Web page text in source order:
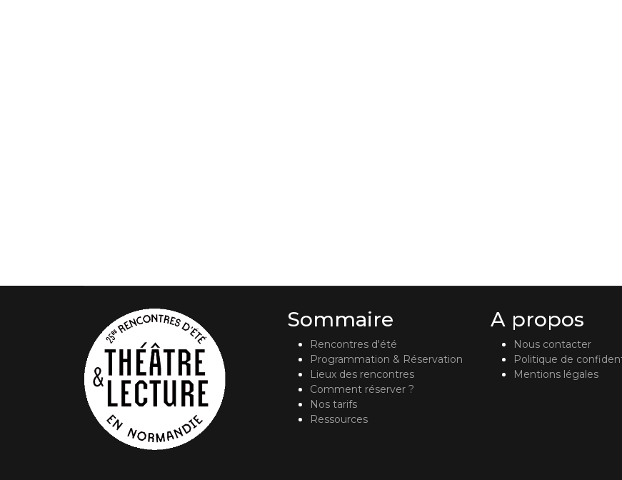
Sommaire
Rencontres d'été
Programmation & Réservation
Lieux des rencontres
Comment réserver ?
Nos tarifs
Ressources
A propos
Nous contacter
Politique de
Mentions légales